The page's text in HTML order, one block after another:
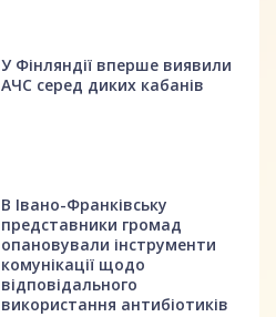
У Фінляндії вперше виявили
АЧС серед диких кабанів
В Івано-Франківську
представники громад
опановували інструменти
комунікації щодо
відповідального
використання антибіотиків